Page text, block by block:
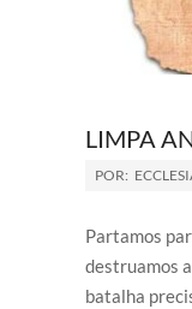
LIMPA
POR:
Partamos
destruamos
batalha